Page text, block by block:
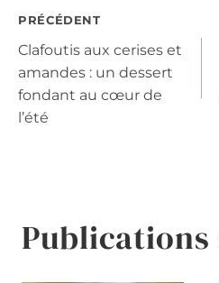
Navigation
de
l’article
PRÉCÉDENT
Clafoutis aux cerises et
amandes : un dessert
fondant au cœur de
l’été